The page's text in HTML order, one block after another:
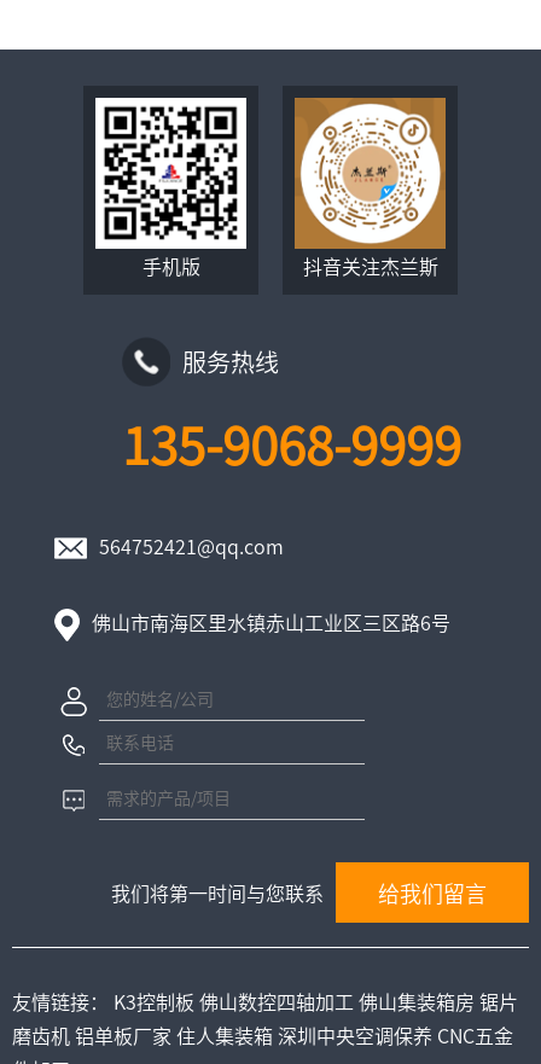
手机版 抖音关注杰兰斯
服务热线
135-9068-9999
564752421@qq.com
佛山市南海区里水镇赤山工业区三区路6号
我们将第一时间与您联系
友情链接： K3控制板 佛山数控四轴加工佛山集装箱房 锯片
磨齿机铝单板厂家 住人集装箱 深圳中央空调保养 CNC五金